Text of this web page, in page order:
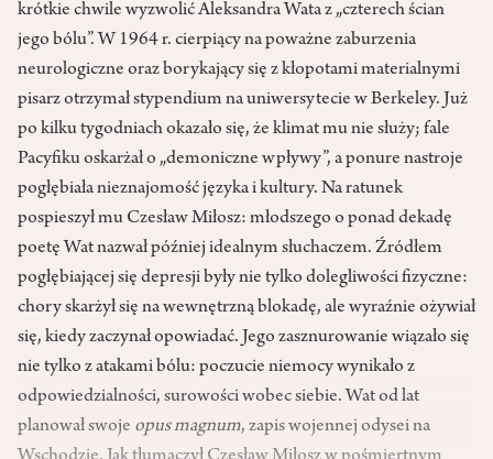
krótkie chwile wyzwolić Aleksandra Wata z „czterech ścian
jego bólu”. W 1964 r. cierpiący na poważne zaburzenia
neurologiczne oraz borykający się z kłopotami materialnymi
pisarz otrzymał stypendium na uniwersytecie w Berkeley. Już
po kilku tygodniach okazało się, że klimat mu nie służy; fale
Pacyfiku oskarżał o „demoniczne wpływy”, a ponure nastroje
pogłębiała nieznajomość języka i kultury. Na ratunek
pospieszył mu Czesław Miłosz: młodszego o ponad dekadę
poetę Wat nazwał później idealnym słuchaczem. Źródłem
pogłębiającej się depresji były nie tylko dolegliwości fizyczne:
chory skarżył się na wewnętrzną blokadę, ale wyraźnie ożywiał
się, kiedy zaczynał opowiadać. Jego zasznurowanie wiązało się
nie tylko z atakami bólu: poczucie niemocy wynikało z
odpowiedzialności, surowości wobec siebie. Wat od lat
planował swoje opus magnum, zapis wojennej odysei na